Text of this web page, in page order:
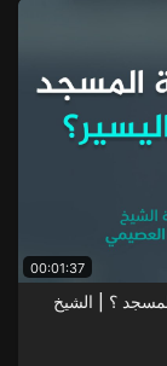
00:01:37
؟ | الشيخ